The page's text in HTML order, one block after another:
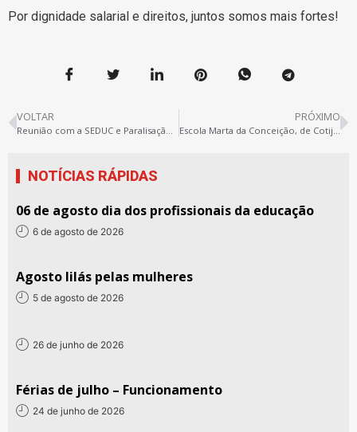
Por dignidade salarial e direitos, juntos somos mais fortes!
VOLTAR
Reunião com a SEDUC e Paralisação Estadual da Educação
PRÓXIMO
Escola Marta da Conceição, de Cotijuba, em obras
NOTÍCIAS RÁPIDAS
06 de agosto dia dos profissionais da educação
6 de agosto de 2026
Agosto lilás pelas mulheres
5 de agosto de 2026
26 de junho de 2026
Férias de julho – Funcionamento
24 de junho de 2026